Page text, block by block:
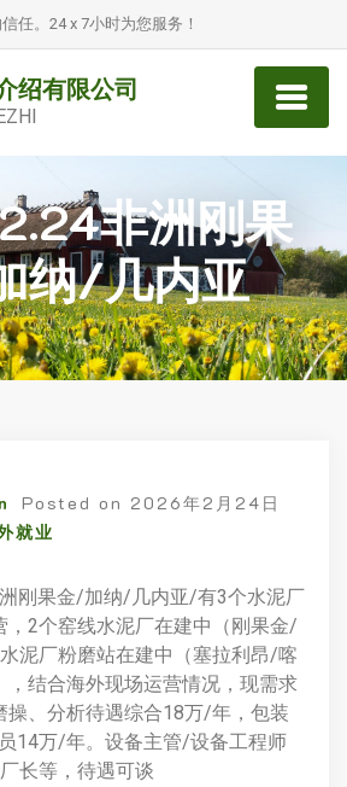
任。24 x 7小时为您服务！
绍有限公司
非洲刚果
纳/几内亚
Posted on 2026年2月24日
就业
刚果金/加纳/几内亚/有3个水泥厂
，2个窑线水泥厂在建中（刚果金/
泥厂粉磨站在建中（塞拉利昂/喀
，结合海外现场运营情况，现需求
操、分析待遇综合18万/年，包装
14万/年。设备主管/设备工程师
长等，待遇可谈